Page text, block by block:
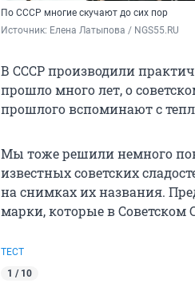
По СССР многие скучают до сих пор
Источник: Елена Латыпова / NGS55.RU
В СССР производили
прошло много лет, о
прошлого вспоминают с
Мы тоже решили немного
известных советских
на снимках их названия.
марки, которые в Советском
ТЕСТ
1 / 10